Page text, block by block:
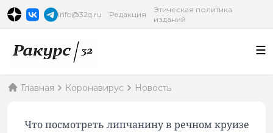
info@32q.ru Редакция
Этическая политика
изданий
Главная Коронавирус Новость
Что посмотреть липчанину в речном круизе